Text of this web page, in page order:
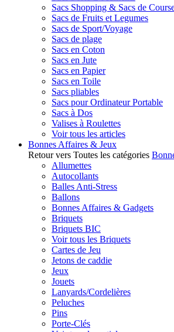
Sacs Shopping & Sacs de
Sacs de Fruits et Legumes
Sacs de Sport/Voyage
Sacs de plage
Sacs en Coton
Sacs en Jute
Sacs en Papier
Sacs en Toile
Sacs pliables
Sacs pour Ordinateur Portable
Sacs à Dos
Valises à Roulettes
Voir tous les articles
Bonnes Affaires & Jeux
Retour vers Toutes les catégories
Allumettes
Autocollants
Balles Anti-Stress
Ballons
Bonnes Affaires & Gadgets
Briquets
Briquets BIC
Voir tous les Briquets
Cartes de Jeu
Jetons de caddie
Jeux
Jouets
Lanyards/Cordelières
Peluches
Pins
Porte-Clés